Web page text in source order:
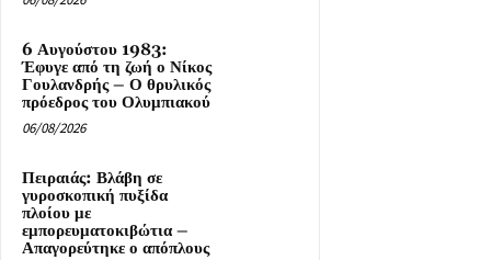
6 Αυγούστου 1983:
Έφυγε από τη ζωή ο Νίκος
Γουλανδρής – Ο θρυλικός
πρόεδρος του Ολυμπιακού
06/08/2026
Πειραιάς: Βλάβη σε
γυροσκοπική πυξίδα
πλοίου με
εμπορευματοκιβώτια –
Απαγορεύτηκε ο απόπλους